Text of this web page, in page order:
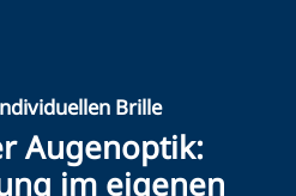
Brille
Augenoptik:
im eigenen